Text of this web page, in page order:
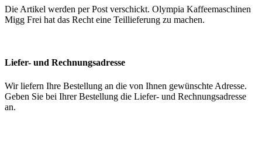
Die Artikel werden per Post verschickt. Olympia Kaffeemaschinen
Migg Frei hat das Recht eine Teillieferung zu machen.
Liefer- und Rechnungsadresse
Wir liefern Ihre Bestellung an die von Ihnen gewünschte Adresse.
Geben Sie bei Ihrer Bestellung die Liefer- und Rechnungsadresse
an.